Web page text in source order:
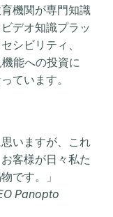
機関が専門知識
デオ知識プラッ
シビリティ、
能への投資に
ています。
いますが、これ
客様が日々私た
です。」
Panopto